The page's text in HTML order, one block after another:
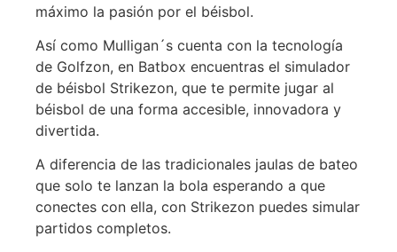
máximo la pasión por el béisbol.
Así como Mulligan´s cuenta con la tecnología
de Golfzon, en Batbox encuentras el simulador
de béisbol Strikezon, que te permite jugar al
béisbol de una forma accesible, innovadora y
divertida.
A diferencia de las tradicionales jaulas de bateo
que solo te lanzan la bola esperando a que
conectes con ella, con Strikezon puedes simular
partidos completos.